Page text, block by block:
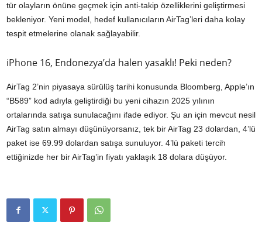
tür olayların önüne geçmek için anti-takip özelliklerini geliştirmesi
bekleniyor. Yeni model, hedef kullanıcıların AirTag’leri daha kolay
tespit etmelerine olanak sağlayabilir.
iPhone 16, Endonezya’da halen yasaklı! Peki neden?
AirTag 2’nin piyasaya sürülüş tarihi konusunda Bloomberg, Apple’ın
“B589” kod adıyla geliştirdiği bu yeni cihazın 2025 yılının
ortalarında satışa sunulacağını ifade ediyor. Şu an için mevcut nesil
AirTag satın almayı düşünüyorsanız, tek bir AirTag 23 dolardan, 4’lü
paket ise 69.99 dolardan satışa sunuluyor. 4’lü paketi tercih
ettiğinizde her bir AirTag’in fiyatı yaklaşık 18 dolara düşüyor.